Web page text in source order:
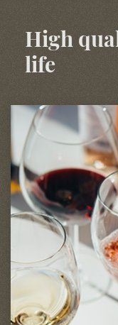
High
life